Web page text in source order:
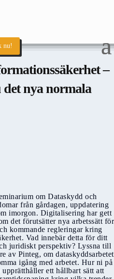
nu!
–
nya normala
om Dataskydd och
från gårdagen, uppdatering
imorgon. Digitalisering har gett
det förutsätter nya arbetssätt för
kommande regleringar kring
Vad innebär detta för ditt
juridiskt perspektiv? Lyssna till
av Pinteg, om dataskyddsarbetet
igång med arbetet. Hur ni på
upprätthåller ett hållbart sätt att